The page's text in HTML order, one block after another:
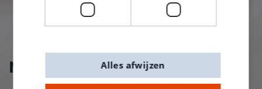
Nieuw bij De Banier!
Alles afwijzen